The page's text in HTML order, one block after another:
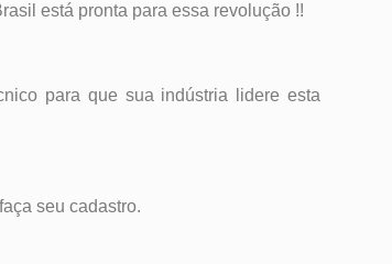
está pronta para essa revolução !!
para que sua indústria lidere esta
seu cadastro.